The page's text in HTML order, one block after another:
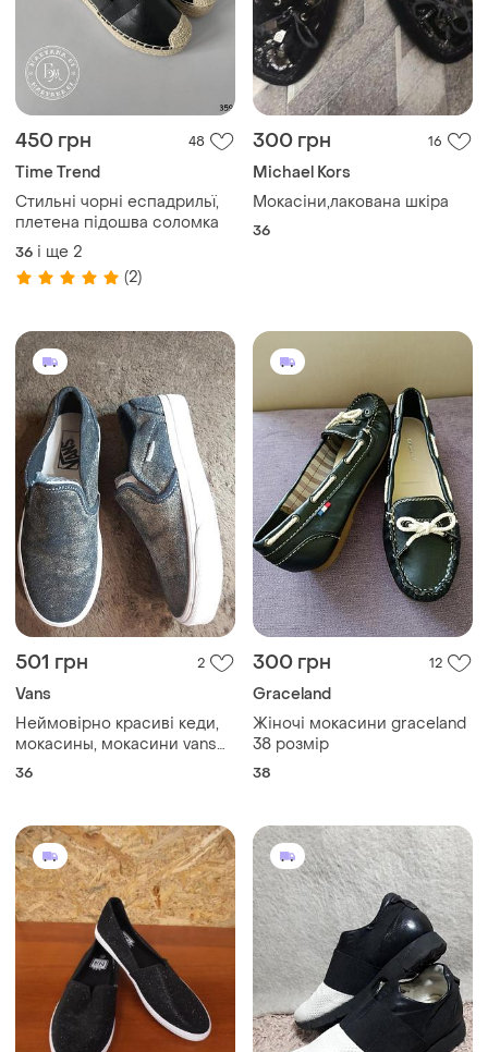
450 грн 48
Time Trend
Стильні чорні еспадрильї,
плетена підошва соломка
36 і ще 2
(2)
300 грн 16
Michael Kors
Мокасіни,лакована шкіра
36
501 грн 2
Vans
Неймовірно красиві кеди,
мокасины, мокасини vans
оригінал. розмір по бірці
36
300 грн 12
Graceland
Жіночі мокасини graceland
38 розмір
38